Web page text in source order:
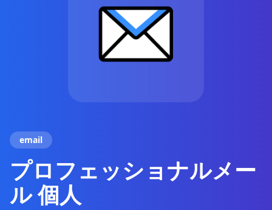
email
プロフェッショナルメー
ル 個人